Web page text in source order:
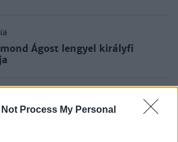
Not Process My Personal
Ágost lengyel királyfi
ház